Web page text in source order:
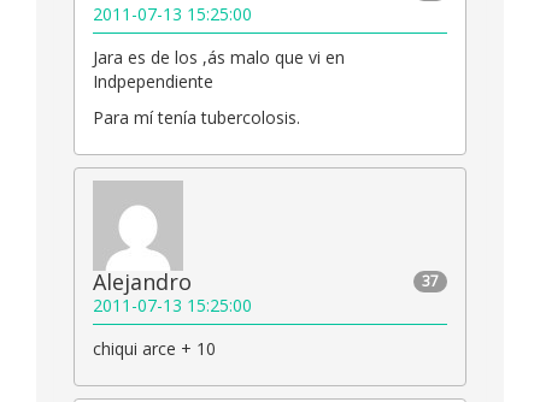
2011-07-13 15:25:00
Jara es de los ,ás malo que vi en
Indpependiente
Para mí tenía tubercolosis.
37
Alejandro
2011-07-13 15:25:00
chiqui arce + 10